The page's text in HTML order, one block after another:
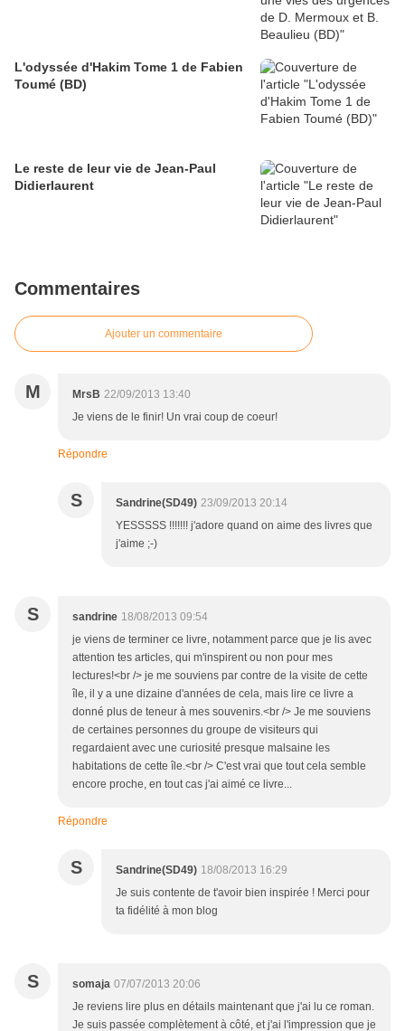
L'odyssée d'Hakim Tome 1 de Fabien
Toumé (BD)
Le reste de leur vie de Jean-Paul
Didierlaurent
Commentaires
Ajouter un commentaire
M MrsB 22/09/2013 13:40
Je viens de le finir! Un vrai coup de coeur!
Répondre
S Sandrine(SD49) 23/09/2013 20:14
YESSSSS !!!!!!! j'adore quand on aime des livres que
j'aime ;-)
S sandrine 18/08/2013 09:54
je viens de terminer ce livre, notamment parce que je lis avec
attention tes articles, qui m'inspirent ou non pour mes
lectures!<br /> je me souviens par contre de la visite de cette
île, il y a une dizaine d'années de cela, mais lire ce livre a
donné plus de teneur à mes souvenirs.<br /> Je me souviens
de certaines personnes du groupe de visiteurs qui
regardaient avec une curiosité presque malsaine les
habitations de cette île.<br /> C'est vrai que tout cela semble
encore proche, en tout cas j'ai aimé ce livre...
Répondre
S Sandrine(SD49) 18/08/2013 16:29
Je suis contente de t'avoir bien inspirée ! Merci pour
ta fidélité à mon blog
S somaja 07/07/2013 20:06
Je reviens lire plus en détails maintenant que j'ai lu ce roman.
Je suis passée complètement à côté, et j'ai l'impression que je